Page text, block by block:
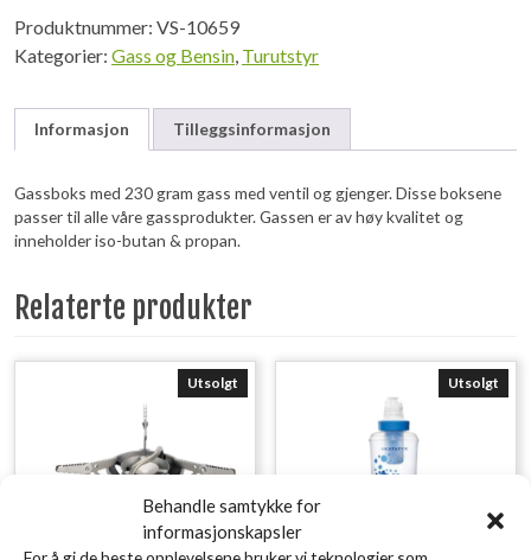
Behandle samtykke for
informasjonskapsler
Produktnummer: VS-10659
Kategorier: Gass og Bensin, Turutstyr
Informasjon Tilleggsinformasjon
Gassboks med 230 gram gass med ventil og gjenger. Disse boksene
passer til alle våre gassprodukter. Gassen er av høy kvalitet og
inneholder iso-butan & propan.
Relaterte produkter
Utsolgt Utsolgt